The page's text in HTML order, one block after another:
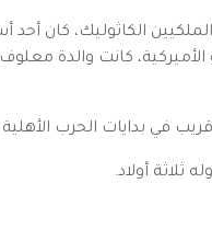
الكاثوليك، كان
الأميركية، كانت والدة
في بدايات الحرب
ثلاثة أولاد.